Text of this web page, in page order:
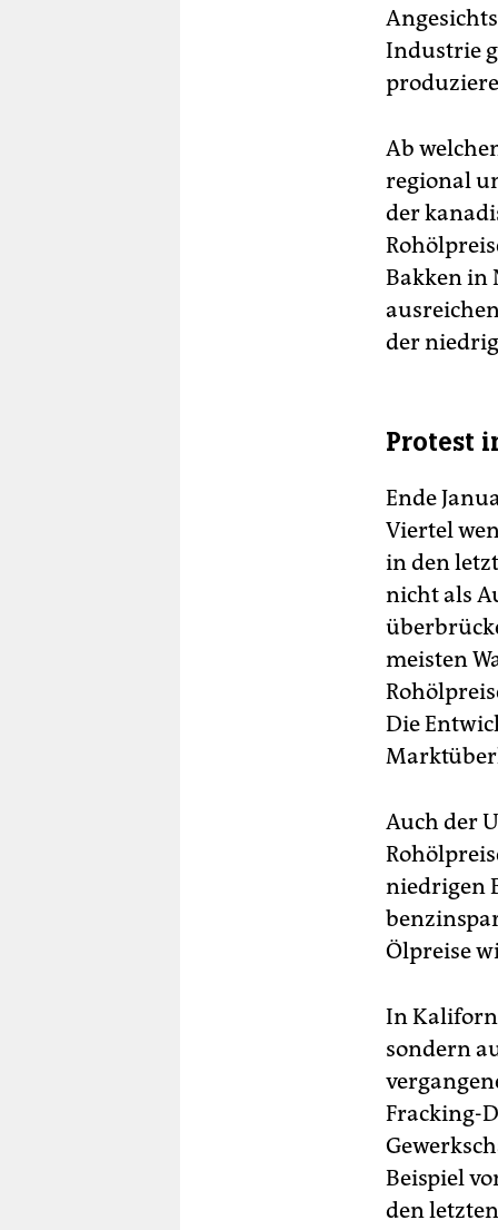
Industrie
Ab
regional
der
Bakken in
der
Protest
Ende
Viertel
in den
nicht als
meisten
Die
Auch der
niedrigen
Ölpreise
In
sondern
Fracking-
Beispiel
den